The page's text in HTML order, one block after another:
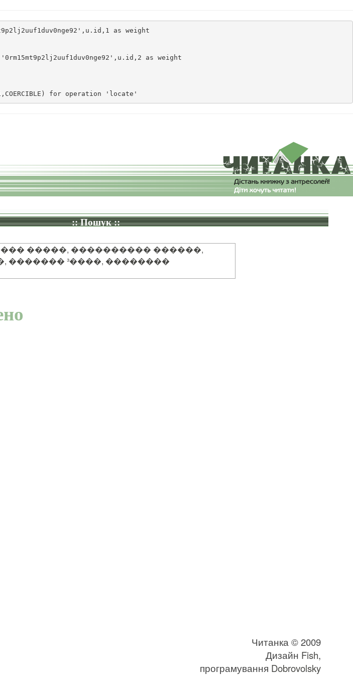
as weight
as weight
for operation 'locate'
:: Пошук ::
�����, ���������� ������,
������� ³����, ��������
Читанка © 2009
Дизайн Fish,
програмування Dobrovolsky